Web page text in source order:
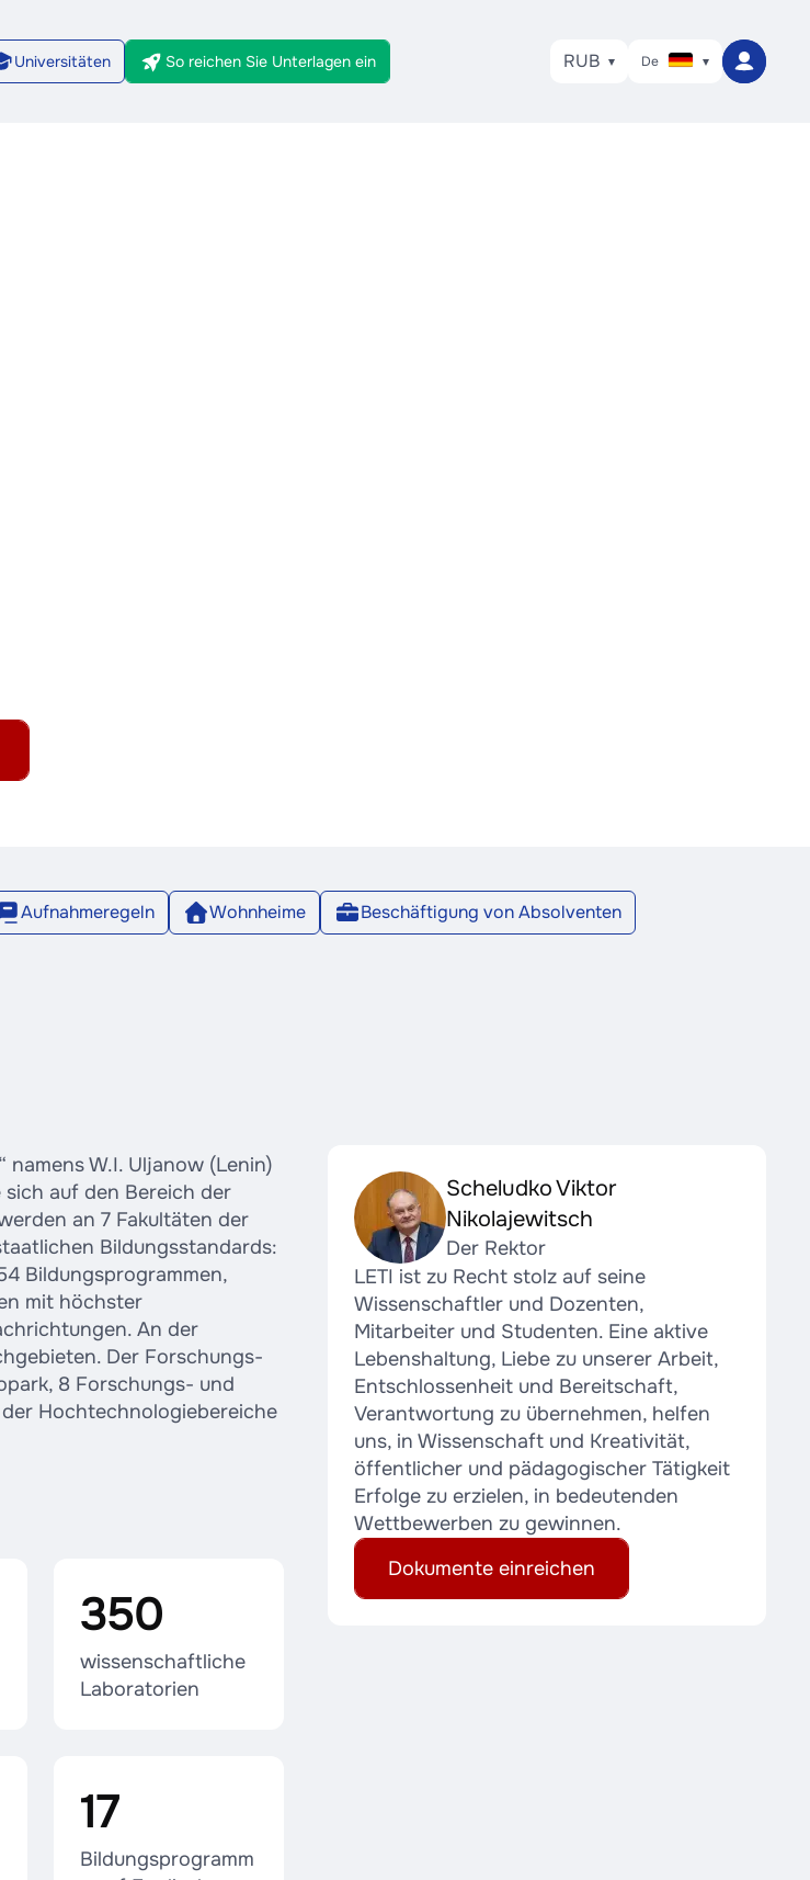
Universitäten So reichen Sie Unterlagen ein RUB De
1/8
Aufnahmeregeln Wohnheime Beschäftigung von Absolventen
Scheludko Viktor
Nikolajewitsch
Der Rektor
LETI ist zu Recht stolz auf seine
Wissenschaftler und Dozenten,
Mitarbeiter und Studenten. Eine aktive
Lebenshaltung, Liebe zu unserer Arbeit,
Entschlossenheit und Bereitschaft,
Verantwortung zu übernehmen, helfen
uns, in Wissenschaft und Kreativität,
öffentlicher und pädagogischer Tätigkeit
Erfolge zu erzielen, in bedeutenden
Wettbewerben zu gewinnen.
Dokumente einreichen
W.I. Uljanow (Lenin)
auf den Bereich der
an 7 Fakultäten der
Bildungsstandards:
Bildungsprogrammen,
mit höchster
An der
Der Forschungs-
8 Forschungs- und
Hochtechnologiebereiche
350
wissenschaftliche
Laboratorien
17
Bildungsprogramm